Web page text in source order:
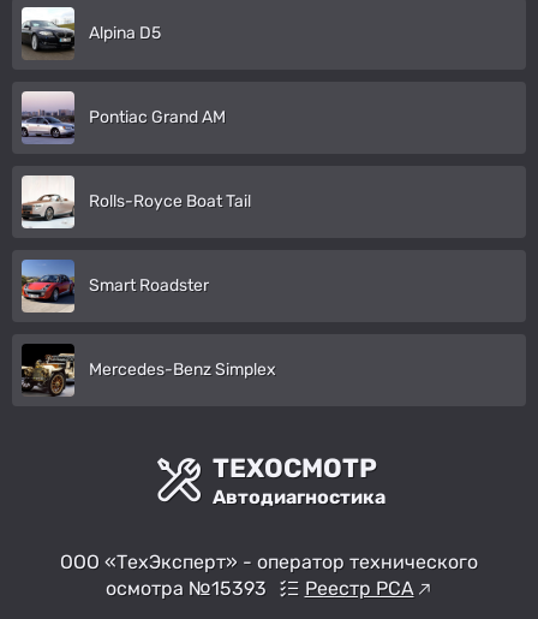
Alpina D5
Pontiac Grand AM
Rolls-Royce Boat Tail
Smart Roadster
Mercedes-Benz Simplex
ТЕХОСМОТР
Автодиагностика
ООО «ТехЭксперт» - оператор технического
осмотра №15393
Реестр РСА